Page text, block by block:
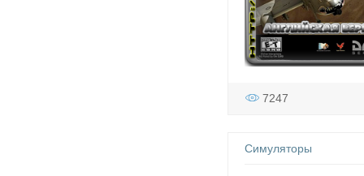
7247
Симуляторы